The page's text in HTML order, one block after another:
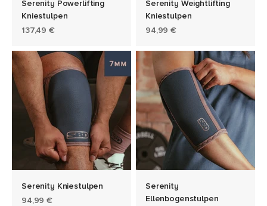
Serenity Powerlifting
Kniestulpen
Angebot
137,49 €
Serenity Weightlifting
Kniestulpen
Angebot
94,99 €
Serenity Kniestulpen
Angebot
94,99 €
Serenity
Ellenbogenstulpen